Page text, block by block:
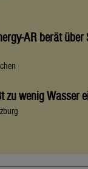
AR berät über
zu wenig Wasser